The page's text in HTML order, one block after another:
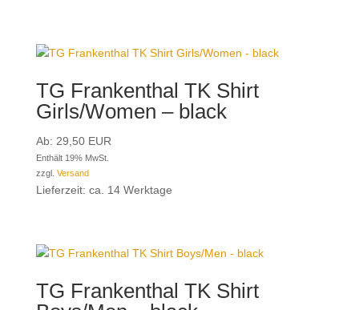
TG Frankenthal TK Shirt
Girls/Women – black
Ab: 29,50EUR
Enthält 19% MwSt.
zzgl. Versand
Lieferzeit: ca. 14 Werktage
TG Frankenthal TK Shirt